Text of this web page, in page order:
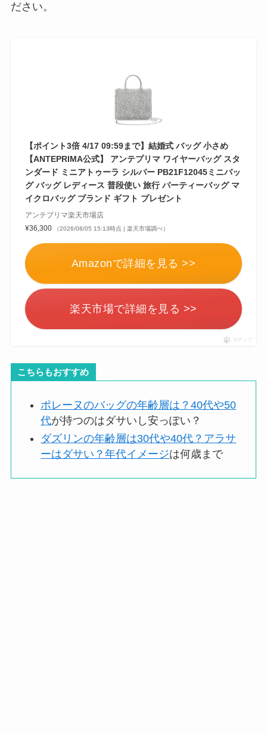
ださい。
【ポイント3倍 4/17 09:59まで】結婚式 バッグ 小さめ
【ANTEPRIMA公式】 アンテプリマ ワイヤーバッグ スタ
ンダード ミニアトゥーラ シルバー PB21F12045ミニバッ
グ バッグ レディース 普段使い 旅行 パーティーバッグ マ
イクロバッグ ブランド ギフト プレゼント
アンテプリマ楽天市場店
¥36,300
（2026/08/05 15:13時点 | 楽天市場調べ）
Amazonで詳細を見る >>
楽天市場で詳細を見る >>
ポチップ
こちらもおすすめ
ポレーヌのバッグの年齢層は？40代や50
代が持つのはダサいし安っぽい？
ダズリンの年齢層は30代や40代？アラサ
ーはダサい？年代イメージは何歳まで